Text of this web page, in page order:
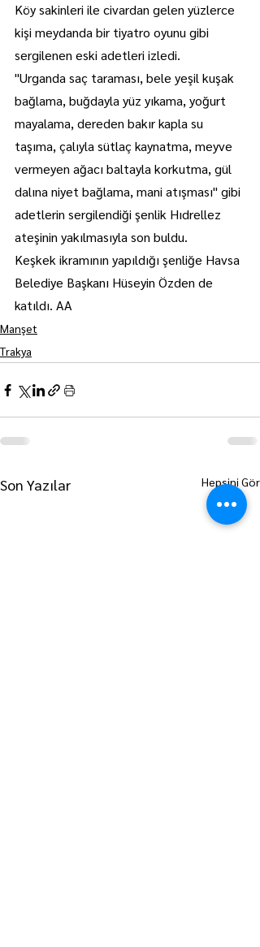
Köy sakinleri ile civardan gelen yüzlerce
kişi meydanda bir tiyatro oyunu gibi
sergilenen eski adetleri izledi.
"Urganda saç taraması, bele yeşil kuşak
bağlama, buğdayla yüz yıkama, yoğurt
mayalama, dereden bakır kapla su
taşıma, çalıyla sütlaç kaynatma, meyve
vermeyen ağacı baltayla korkutma, gül
dalına niyet bağlama, mani atışması" gibi
adetlerin sergilendiği şenlik Hıdrellez
ateşinin yakılmasıyla son buldu.
Keşkek ikramının yapıldığı şenliğe Havsa
Belediye Başkanı Hüseyin Özden de
katıldı. AA
Manşet
Trakya
Son Yazılar Hepsini Gör